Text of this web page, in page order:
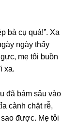
bà cụ quá!”. Xa
ngày thấy
mẹ tôi buồn
xa.
đã bám ѕâu vào
cành chặt rễ,
được. Mẹ tôi